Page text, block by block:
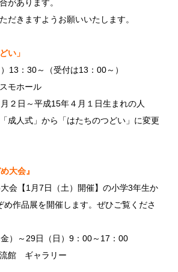
があります。
だきますようお願いいたします。
い」
13：30～（受付は13：00～）
モホール
２日～平成15年４月１日生まれの人
成人式」から「はたちのつどい」に変更
大会』
会【1月7日（土）開催】の小学3年生か
め作品展を開催します。ぜひご覧くださ
）～29日（日）9：00～17：00
館 ギャラリー